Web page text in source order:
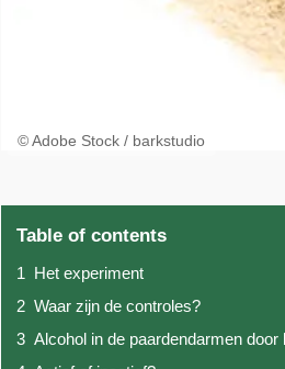
© Adobe Stock / barkstudio
Table of contents
1 Het experiment
2 Waar zijn de controles?
3 Alcohol in de paardendarmen door